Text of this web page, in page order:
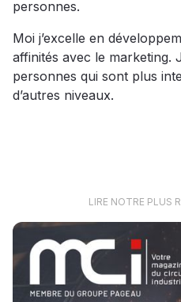
personnes.
Moi j’excelle en
affinités avec le marketing.
personnes qui sont plus
d’autres niveaux.
LIRE NOTRE PLUS